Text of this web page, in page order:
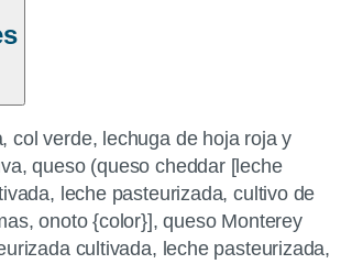
col verde, lechuga de hoja roja y
queso (queso cheddar [leche
leche pasteurizada, cultivo de
onoto {color}], queso Monterey
cultivada, leche pasteurizada,